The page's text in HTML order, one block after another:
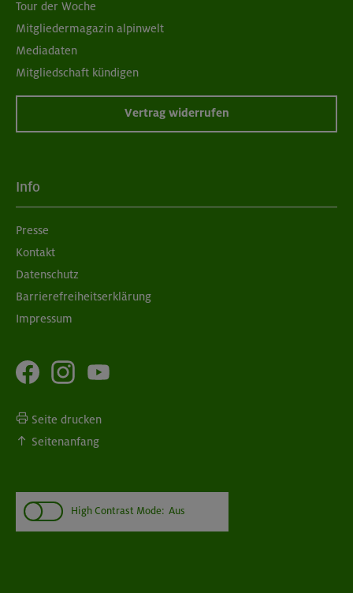
Tour der Woche
Mitgliedermagazin alpinwelt
Mediadaten
Mitgliedschaft kündigen
Vertrag widerrufen
Info
Presse
Kontakt
Datenschutz
Barrierefreiheitserklärung
Impressum
Seite drucken
Seitenanfang
High Contrast Mode: Aus